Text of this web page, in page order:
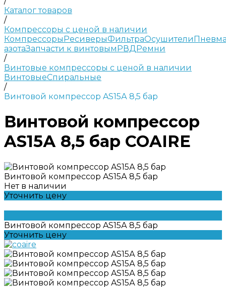
Каталог товаров
/
Компрессоры с ценой в наличии
КомпрессорыРесиверыФильтраОсушители
азотаЗапчасти к винтовымРВДРемни
/
Винтовые компрессоры с ценой в наличии
ВинтовыеСпиральные
/
Винтовой компрессор AS15А 8,5 бар
Винтовой компрессор
AS15А 8,5 бар COAIRE
Винтовой компрессор AS15А 8,5 бар
Нет в наличии
Уточнить цену
Винтовой компрессор AS15А 8,5 бар
Уточнить цену